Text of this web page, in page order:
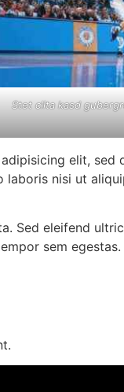
Stet clita kasd
elit,
nisi ut
Sed eleifend
sem